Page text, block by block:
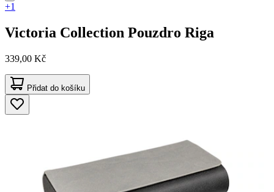
+1
Victoria Collection Pouzdro Riga
339,00 Kč
Přidat do košíku